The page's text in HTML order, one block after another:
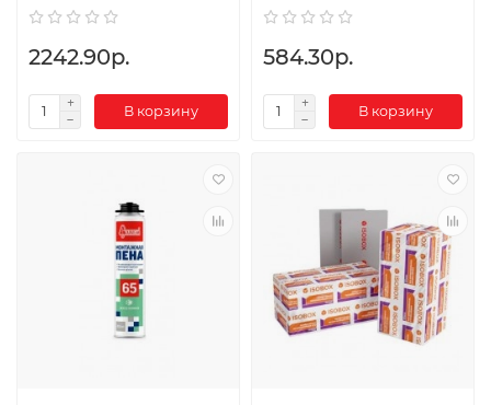
2242.90р.
В корзину
584.30р.
В корзину